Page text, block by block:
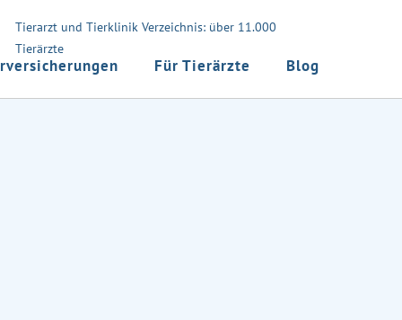
Tierarzt und Tierklinik Verzeichnis: über 11.000
Tierärzte
Für Tierärzte Blog